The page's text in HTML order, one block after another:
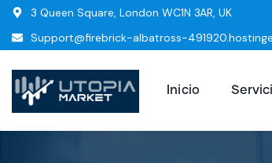
3 Queen Square, London WC1N 3AR, UK
Support@firebrick-albatross-
Inicio